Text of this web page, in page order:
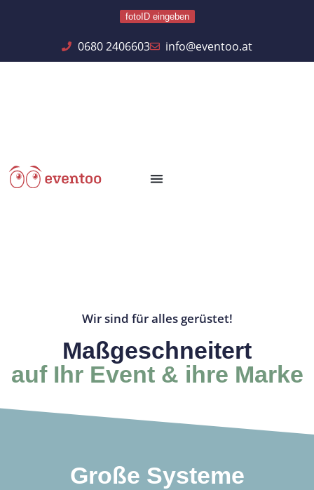
fotoID eingeben
0680 2406603 info@eventoo.at
Wir sind für alles gerüstet!
Maßgeschneitert
auf Ihr Event & ihre Marke
Große Systeme